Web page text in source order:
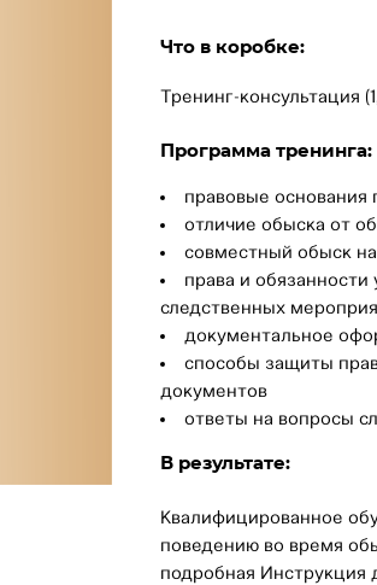
Что в коробке:
Тренинг-консультация
Программа тренинга:
правовые основания
отличие обыска от
совместный обыск
права и
следственных
документальное
способы защиты
документов
ответы на вопросы
В результате:
Квалифицированное
поведению во время
подробная Инструкция